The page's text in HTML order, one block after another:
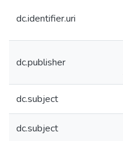
dc.identifier.uri
dc.publisher
dc.subject
dc.subject